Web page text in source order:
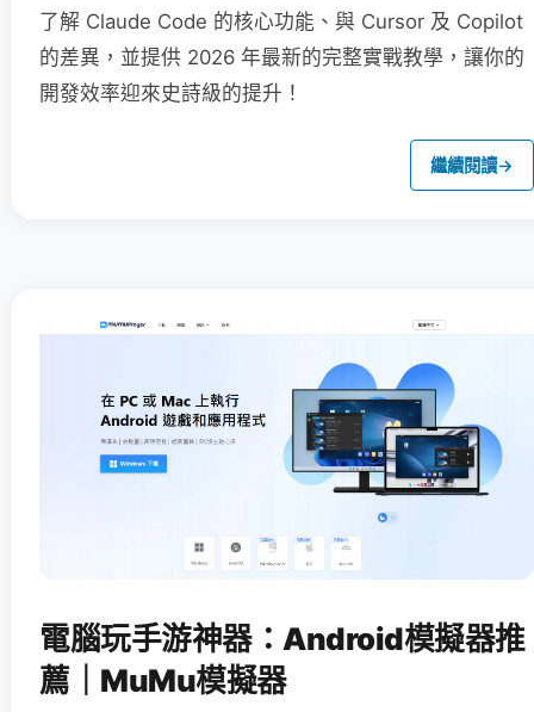
了解 Claude Code 的核心功能、與 Cursor 及 Copilot
的差異，並提供 2026 年最新的完整實戰教學，讓你的
開發效率迎來史詩級的提升！
繼續閱讀→
電腦玩手游神器：Android模擬器推
薦｜MuMu模擬器